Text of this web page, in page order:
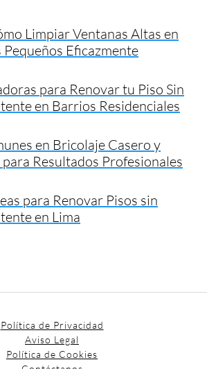
Limpiar Ventanas Altas en
Eficazmente
para Renovar tu Piso Sin
en Barrios Residenciales
en Bricolaje Casero y
Resultados Profesionales
para Renovar Pisos sin
en Lima
Política de Privacidad
Aviso Legal
Política de Cookies